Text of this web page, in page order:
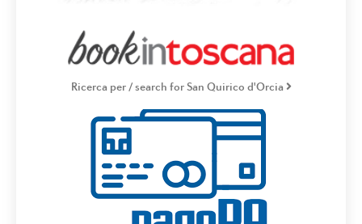
Ricerca per / search for San Quirico d'Orcia